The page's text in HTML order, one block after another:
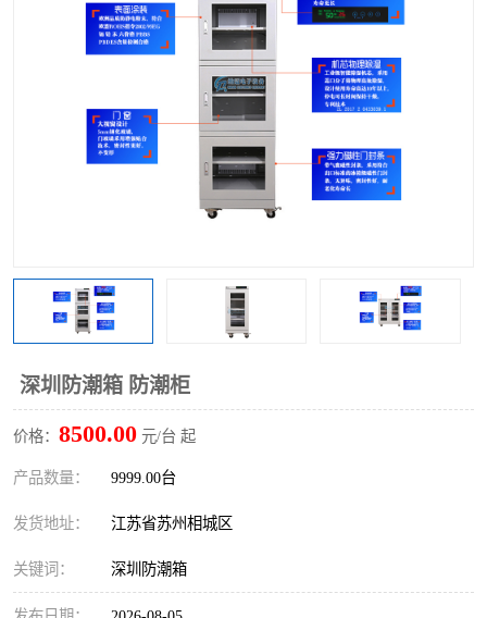
深圳防潮箱 防潮柜
价格： 8500.00 元/台 起
产品数量： 9999.00台
发货地址： 江苏省苏州相城区
关键词： 深圳防潮箱